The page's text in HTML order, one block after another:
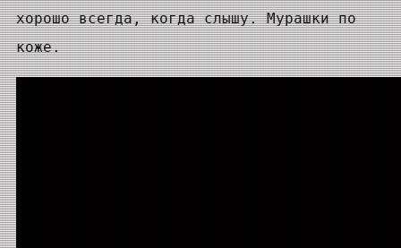
хорошо всегда, когда слышу. Мурашки по
коже.